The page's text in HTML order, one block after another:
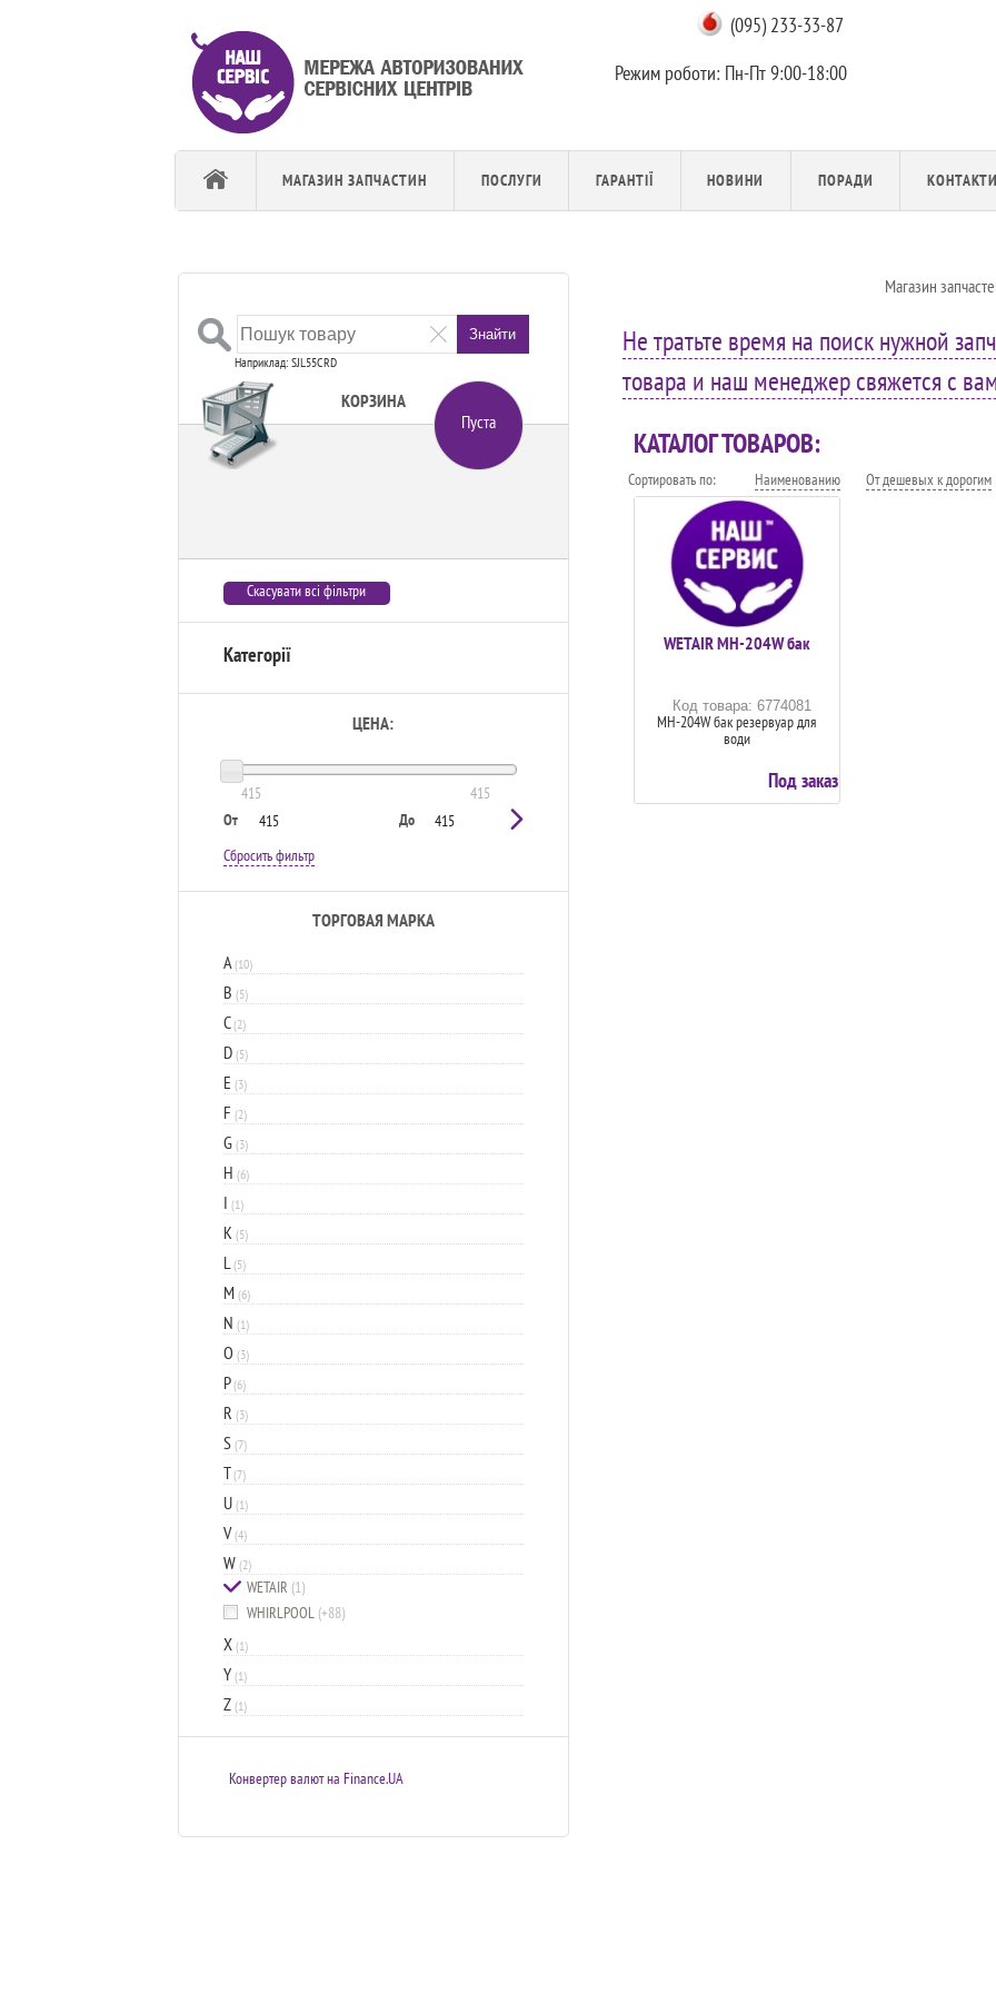
(095) 233-33-87
Режим роботи: Пн-Пт 9:00-18:00
МАГАЗИН ЗАПЧАСТИН ПОСЛУГИ ГАРАНТІЇ НОВИНИ ПОРАДИ КОНТАКТИ
Магазин
Не тратьте время на поиск нужной
товара и наш менеджер свяжется с
КАТАЛОГ ТОВАРОВ:
Сортировать по: Наименованию От дешевых к дорогим
WETAIR MH-204W бак
Код товара: 6774081
MH-204W бак резервуар для
води
Под заказ
Наприклад: SJL55CRD
Знайти
КОРЗИНА
Пуста
Скасувати всі фільтри
Категорії
ЦЕНА:
415
415
От
До
Сбросить фильтр
ТОРГОВАЯ МАРКА
A(10)
B (5)
C(2)
D (5)
E (3)
F (2)
G (3)
H (6)
I (1)
K (5)
L(5)
M (6)
N (1)
O (3)
P(6)
R (3)
S (7)
T(7)
U (1)
V(4)
W (2)
WETAIR (1)
WHIRLPOOL (+88)
X (1)
Y (1)
Z (1)
Конвертер валют на Finance.UA